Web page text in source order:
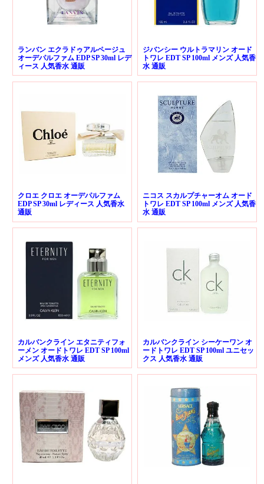
ランバン エクラドゥアルページュ
オーデパルファム EDP SP 30ml レデ
ィース 人気香水 通販
ジバンシー ウルトラマリン オード
トワレ EDT SP 100ml メンズ 人気香
水 通販
クロエ クロエ オーデパルファム
EDP SP 30ml レディース 人気香水
通販
ニコス スカルプチャーオム オード
トワレ EDT SP 100ml メンズ 人気香
水 通販
カルバンクライン エタニティフォ
ーメン オードトワレ EDT SP 100ml
メンズ 人気香水 通販
カルバンクライン シーケーワン オ
ードトワレ EDT SP 100ml ユニセッ
クス 人気香水 通販